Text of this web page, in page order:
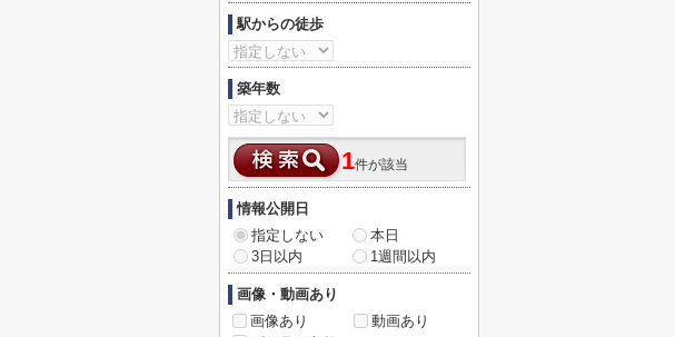
駅からの徒歩
築年数
1件が該当
情報公開日
指定しない
本日
3日以内
1週間以内
画像・動画あり
画像あり
動画あり